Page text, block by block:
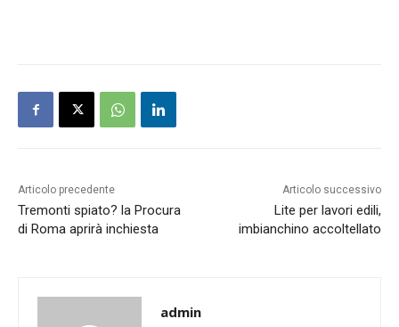
Articolo precedente
Tremonti spiato? la Procura
di Roma aprirà inchiesta
Articolo successivo
Lite per lavori edili,
imbianchino accoltellato
admin